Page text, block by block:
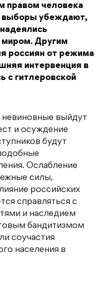
правом человека
выборы убеждают,
миром. Другим
россиян от режима
интервенция в
с гитлеровской
невиновные выйдут
и осуждение
будут
Ослабление
силы,
российских
справляться с
и наследием
бандитизмом
соучастия
населения в